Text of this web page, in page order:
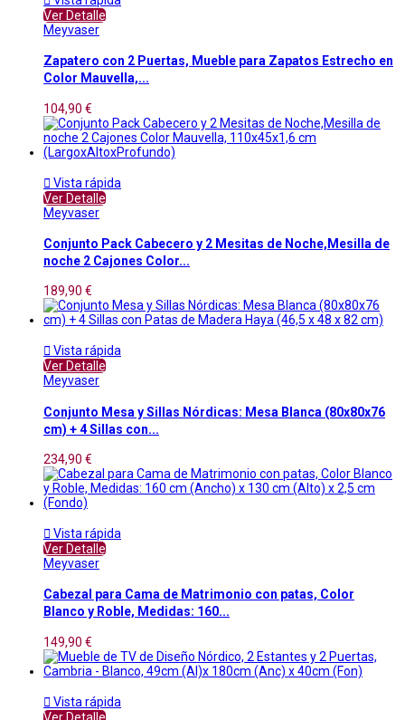
Ver Detalle
Meyvaser
Zapatero con 2 Puertas, Mueble para Zapatos Estrecho en
Color Mauvella,...
104,90 €
 Vista rápida
Ver Detalle
Meyvaser
Conjunto Pack Cabecero y 2 Mesitas de Noche,Mesilla de
noche 2 Cajones Color...
189,90 €
 Vista rápida
Ver Detalle
Meyvaser
Conjunto Mesa y Sillas Nórdicas: Mesa Blanca (80x80x76
cm) + 4 Sillas con...
234,90 €
 Vista rápida
Ver Detalle
Meyvaser
Cabezal para Cama de Matrimonio con patas, Color
Blanco y Roble, Medidas: 160...
149,90 €
 Vista rápida